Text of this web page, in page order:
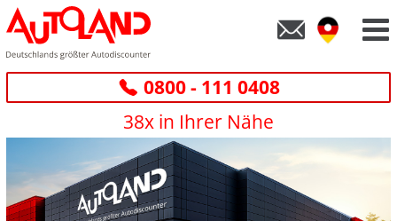
0800 - 111 0408
38x in Ihrer Nähe